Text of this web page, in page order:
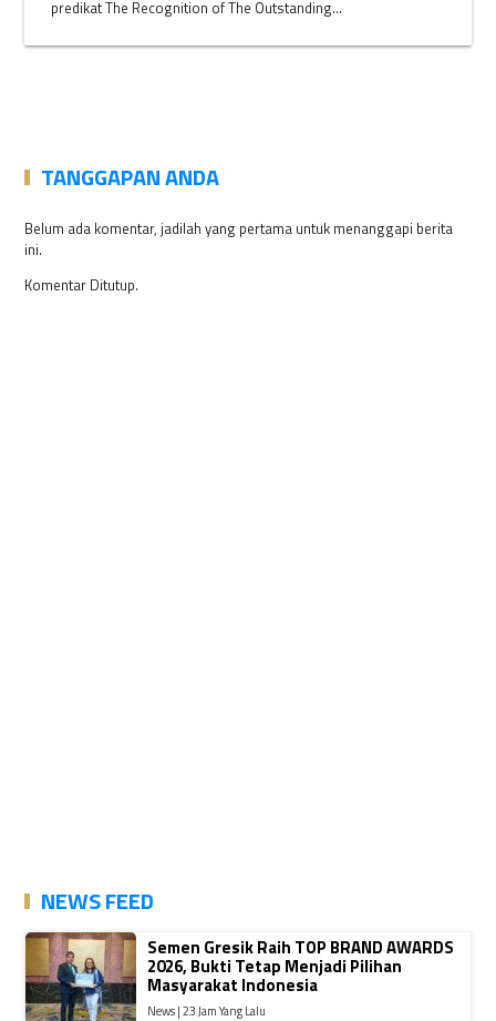
predikat The Recognition of The Outstanding...
TANGGAPAN ANDA
Belum ada komentar, jadilah yang pertama untuk menanggapi berita
ini.
Komentar Ditutup.
NEWS FEED
Semen Gresik Raih TOP BRAND AWARDS
2026, Bukti Tetap Menjadi Pilihan
Masyarakat Indonesia
News | 23 Jam Yang Lalu